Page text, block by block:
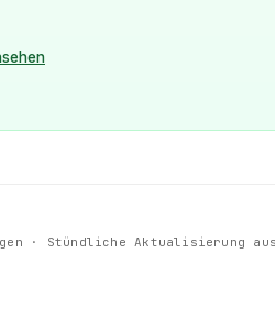
· Stündliche Aktualisierung